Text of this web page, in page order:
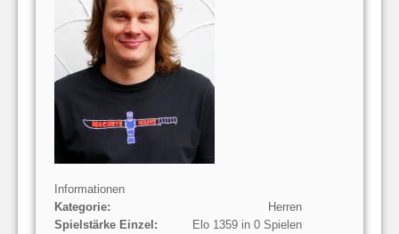
Informationen
Kategorie:
Herren
Spielstärke Einzel:
Elo 1359 in 0 Spielen